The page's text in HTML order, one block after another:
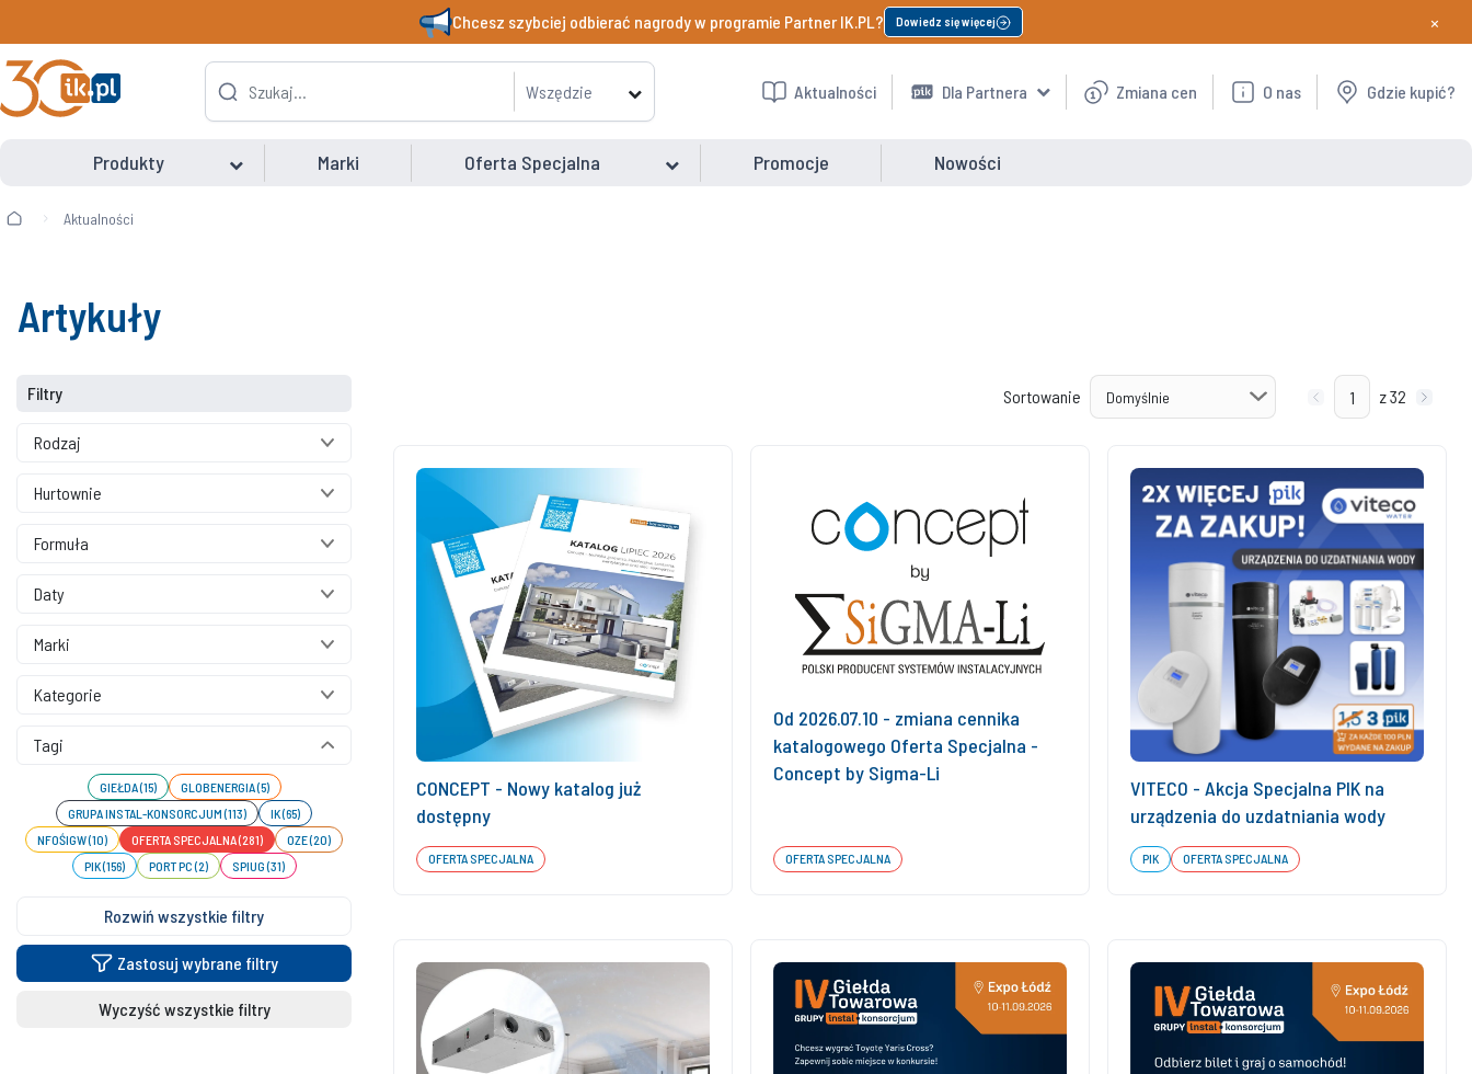
Chcesz szybciej odbierać nagrody w programie Partner IK.PL? Dowiedz się więcej ×
Wszędzie Aktualności Dla Partnera Zmiana cen O nas Gdzie kupić?
Produkty Marki Oferta Specjalna Promocje Nowości
Aktualności
Artykuły
Filtry
Rodzaj
Hurtownie
Formuła
Daty
Marki
Kategorie
Tagi
GIEŁDA (15)
GLOBENERGIA (5)
GRUPA INSTAL-KONSORCJUM (113)
IK (65)
NFOŚIGW (10)
OFERTA SPECJALNA (281)
OZE (20)
PIK (156)
PORT PC (2) SPIUG (31)
Rozwiń wszystkie filtry
Zastosuj wybrane filtry
Wyczyść wszystkie filtry
Sortowanie z 32
CONCEPT - Nowy katalog już
dostępny
OFERTA SPECJALNA
Od 2026.07.10 - zmiana cennika
katalogowego Oferta Specjalna -
Concept by Sigma-Li
OFERTA SPECJALNA
VITECO - Akcja Specjalna PIK na
urządzenia do uzdatniania wody
PIK OFERTA SPECJALNA